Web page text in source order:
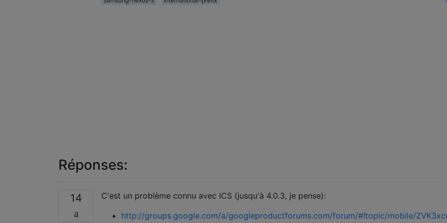
Réponses:
14
C'est un problème connu avec ICS (jusqu'à 4.0.3, je pense):
http://groups.google.com/a/googleproductforums.com/forum/#!topic/mobile/